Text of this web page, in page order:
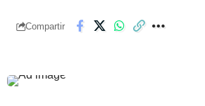
Compartir